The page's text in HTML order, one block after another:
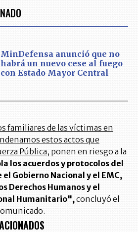
MinDefensa anunció que no
habrá un nuevo cese al fuego
con Estado Mayor Central
familiares de las víctimas en
estos actos que
Pública, ponen en riesgo a la
los acuerdos y protocolos del
Gobierno Nacional y el EMC,
Derechos Humanos y el
Humanitario", concluyó el